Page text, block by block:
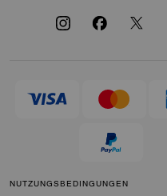
NUTZUNGSBEDINGUNGEN